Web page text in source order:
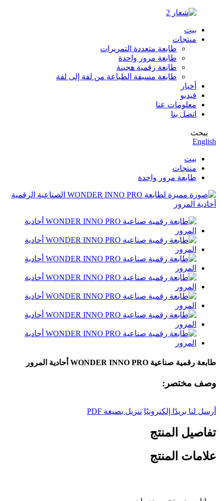
بيت
منتجات
طابعة متعددة التمريرات
طابعة مرور واحدة
طابعة رقمية هجينة
طابعة مسبقة الطباعة من لفة إلى لفة
أخبار
فيديو
معلومات عنا
اتصل بنا
يبحث
English
بيت
منتجات
طابعة مرور واحدة
طابعة رقمية صناعية WONDER INNO PRO أحادية المرور
وصف مختصر:
أرسل لنا بريدًا إلكترونيًا تنزيل بصيغة PDF
تفاصيل المنتج
علامات المنتج